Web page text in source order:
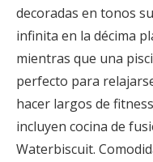
decoradas en tonos
infinita en la décima
mientras que una
perfecto para
hacer largos de
incluyen cocina de
Waterbiscuit.